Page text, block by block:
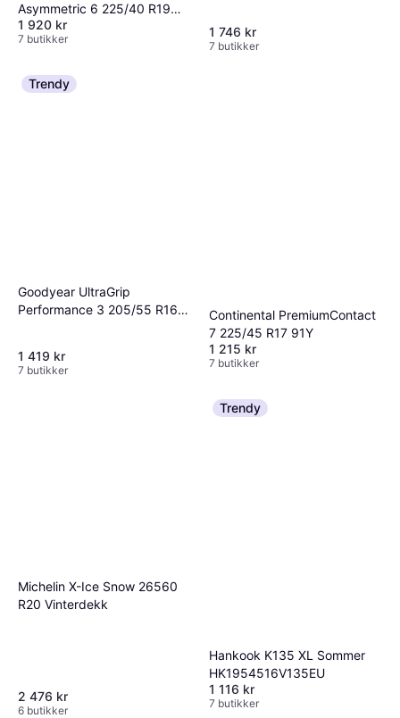
Asymmetric 6 225/40 R19
93Y XL
1 920 kr
7 butikker 1 746 kr
7 butikker
Trendy
Goodyear UltraGrip
Performance 3 205/55 R16
1 419 kr
7 butikker
Continental PremiumContact
7 225/45 R17 91Y
1 215 kr
7 butikker
Michelin X-Ice Snow 26560
R20 Vinterdekk
2 476 kr
6 butikker
Trendy
Hankook K135 XL Sommer
HK1954516V135EU
1 116 kr
7 butikker